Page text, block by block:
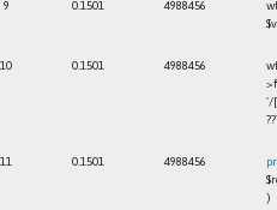
9 0.1501 4988456
10 0.1501 4988456
'/
11 0.1501 4988456
)